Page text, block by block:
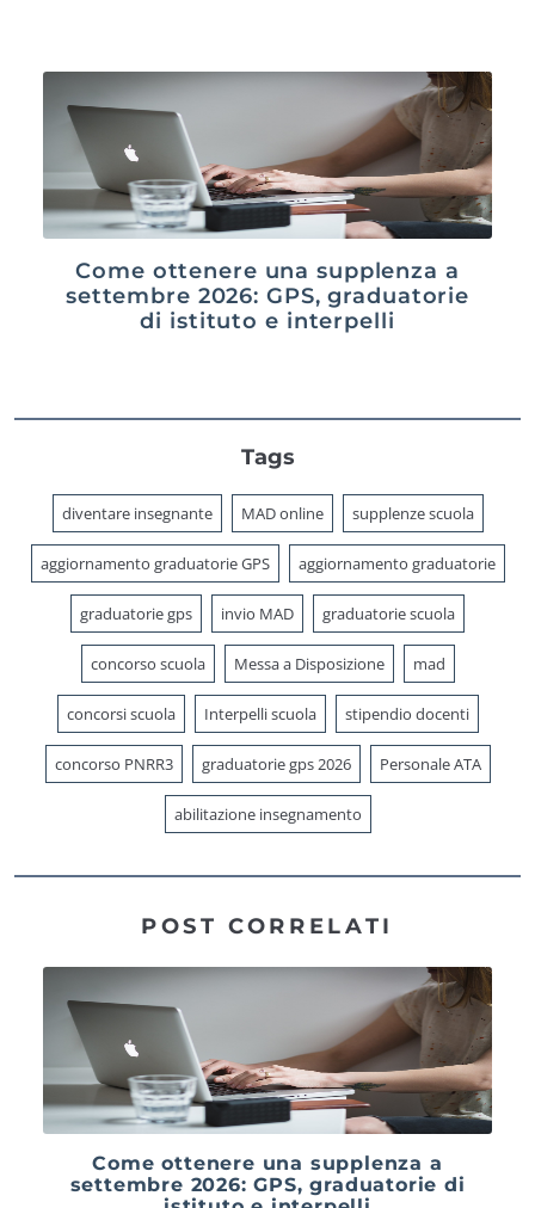
Come ottenere una supplenza a
settembre 2026: GPS, graduatorie
di istituto e interpelli
Tags
diventare insegnante MAD online supplenze scuola
aggiornamento graduatorie GPS aggiornamento graduatorie
graduatorie gps invio MAD graduatorie scuola
concorso scuola Messa a Disposizione mad
concorsi scuola Interpelli scuola stipendio docenti
concorso PNRR3 graduatorie gps 2026 Personale ATA
abilitazione insegnamento
POST CORRELATI
Come ottenere una supplenza a
settembre 2026: GPS, graduatorie di